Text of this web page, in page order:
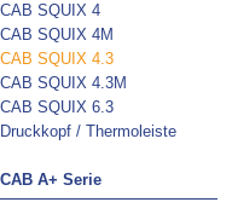
CAB SQUIX 4
CAB SQUIX 4M
CAB SQUIX 4.3
CAB SQUIX 4.3M
CAB SQUIX 6.3
Druckkopf / Thermoleiste
CAB A+ Serie